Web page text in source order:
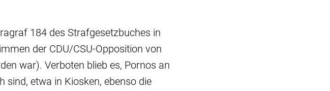
184 des Strafgesetzbuches in
der CDU/CSU-Opposition von
war). Verboten blieb es, Pornos an
sind, etwa in Kiosken, ebenso die